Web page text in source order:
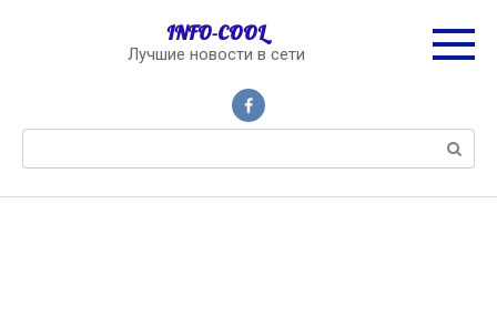
INFO-COOL
Лучшие новости в сети